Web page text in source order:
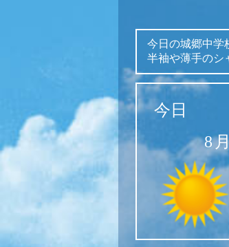
今日の城郷中学
半袖や薄手のシ
今日
8